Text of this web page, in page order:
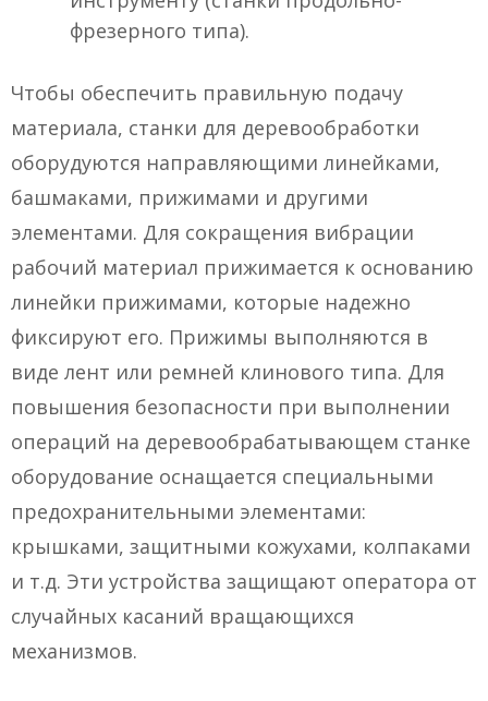
фрезерного типа).
Чтобы обеспечить правильную подачу
материала, станки для деревообработки
оборудуются направляющими линейками,
башмаками, прижимами и другими
элементами. Для сокращения вибрации
рабочий материал прижимается к основанию
линейки прижимами, которые надежно
фиксируют его. Прижимы выполняются в
виде лент или ремней клинового типа. Для
повышения безопасности при выполнении
операций на деревообрабатывающем станке
оборудование оснащается специальными
предохранительными элементами:
крышками, защитными кожухами, колпаками
и т.д. Эти устройства защищают оператора от
случайных касаний вращающихся
механизмов.